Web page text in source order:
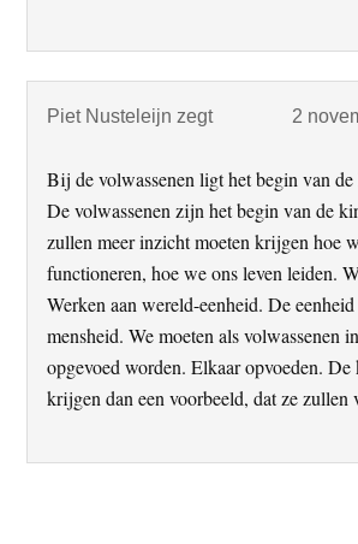
Piet Nusteleijn zegt
2
Bij de volwassenen ligt het begin van
De volwassenen zijn het begin van de
zullen meer inzicht moeten krijgen hoe
functioneren, hoe we ons leven leiden.
Werken aan wereld-eenheid. De
mensheid. We moeten als volwassenen
opgevoed worden. Elkaar opvoeden. De
krijgen dan een voorbeeld, dat ze zullen